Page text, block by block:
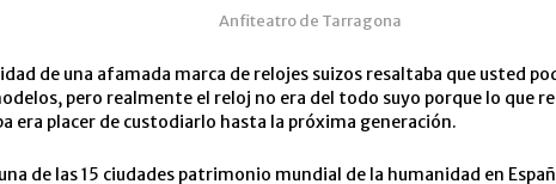
Anfiteatro de Tarragona
de una afamada marca de relojes suizos resaltaba que usted
pero realmente el reloj no era del todo suyo porque lo que
era placer de custodiarlo hasta la próxima generación.
de las 15 ciudades patrimonio mundial de la humanidad en